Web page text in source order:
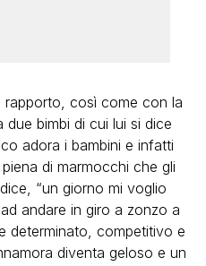
così come con la
bimbi di cui lui si dice
adora i bambini e infatti
di marmocchi che gli
“un giorno mi voglio
andare in giro a zonzo a
determinato, competitivo e
diventa geloso e un